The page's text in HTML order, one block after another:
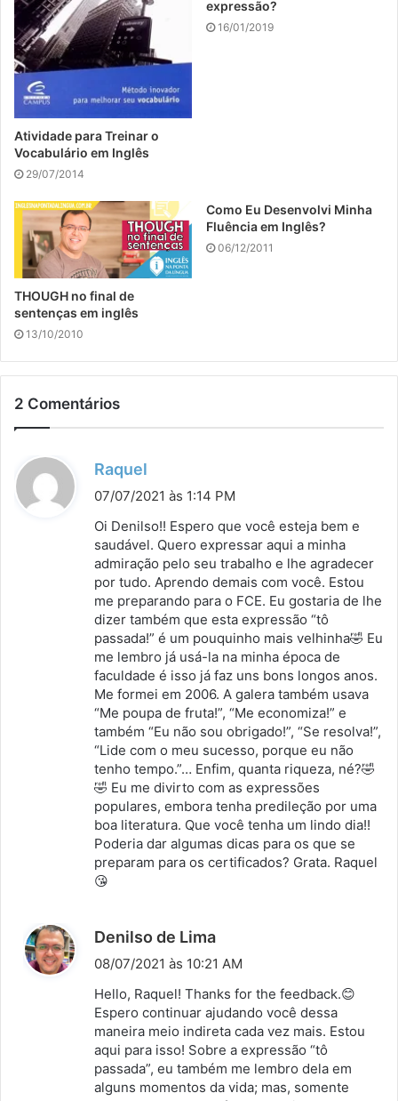
Atividade para Treinar o
Vocabulário em Inglês
29/07/2014
expressão?
16/01/2019
THOUGH no final de
sentenças em inglês
13/10/2010
Como Eu Desenvolvi Minha
Fluência em Inglês?
06/12/2011
2 Comentários
Raquel
i
s
e
:
07/07/2021 às 1:14 PM
Oi Denilso!! Espero que você esteja bem e
saudável. Quero expressar aqui a minha
admiração pelo seu trabalho e lhe agradecer
por tudo. Aprendo demais com você. Estou
me preparando para o FCE. Eu gostaria de lhe
dizer também que esta expressão “tô
passada!” é um pouquinho mais velhinha🤣 Eu
me lembro já usá-la na minha época de
faculdade é isso já faz uns bons longos anos.
Me formei em 2006. A galera também usava
“Me poupa de fruta!”, “Me economiza!” e
também “Eu não sou obrigado!”, “Se resolva!”,
“Lide com o meu sucesso, porque eu não
tenho tempo.”… Enfim, quanta riqueza, né?🤣
🤣 Eu me divirto com as expressões
populares, embora tenha predileção por uma
boa literatura. Que você tenha um lindo dia!!
Poderia dar algumas dicas para os que se
preparam para os certificados? Grata. Raquel
😘
Denilso de Lima
i
s
e
:
08/07/2021 às 10:21 AM
Hello, Raquel! Thanks for the feedback.😊
Espero continuar ajudando você dessa
maneira meio indireta cada vez mais. Estou
aqui para isso! Sobre a expressão “tô
passada”, eu também me lembro dela em
alguns momentos da vida; mas, somente